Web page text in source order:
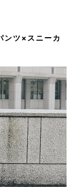
ンツ×スニーカ